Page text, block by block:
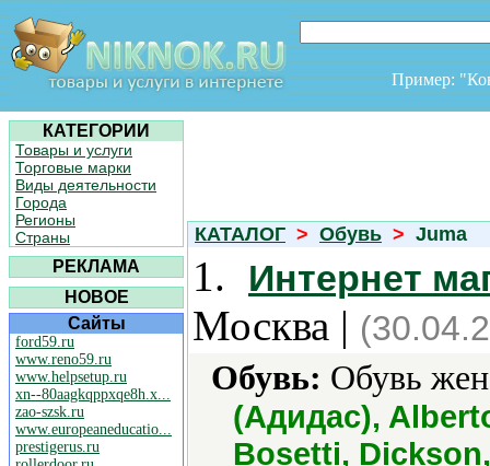
Пример:
КАТЕГОРИИ
Товары и услуги
Торговые марки
Виды деятельности
Города
Регионы
Страны
РЕКЛАМА
НОВОЕ
Сайты
ford59.ru
www.reno59.ru
www.helpsetup.ru
xn--80aagkqppxqe8h.x...
zao-szsk.ru
www.europeaneducatio...
prestigerus.ru
КАТАЛОГ > Обувь > Juma
1. Интернет
Москва |
Обувь: Обувь
(Адидас),
Bosetti,